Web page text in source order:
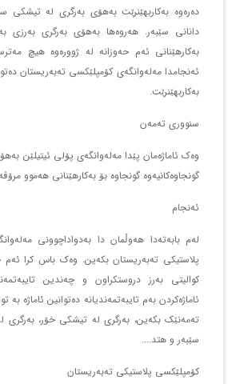
دەرەوە بەکاربهێنرێت بەهۆی بەرگری لە تیشکی
دانانی سێبەر. هەروەها بەهۆی بەرگری بەرزی
بەکارهێنانی ئەم حەوزانە لە ژوورەوە هیچ
ئەنجامدا مەلەوانگەی کۆمپلێکسی تەبەریستان
بەکاربهێنرێت.
سنووری تەمەن
وەک ئاماژەمان پێدا مەلەوانگەی پۆلی ئیتیلێن
گونجاوەکانیەوە گونجاوە بۆ بەکارهێنانی هەموو
ئەنجام
لەم بابەتەدا هەوڵمان دا بەدواداچوونی
پلاستیکی تەبەریستان بکەین. وەک باس کرا ئەم
کوالیتی بەرز دروستکراون و چەندین
ئاماژەکردن بەم تایبەتمەندیانە دەتوانین ئاماژە بە
تەمەنێک بکەین، بەرگری لە تیشکی خۆر، بەرگری
سێبەر و هتد....
کۆمپلێکسی پلاستیکی تەبەریستان